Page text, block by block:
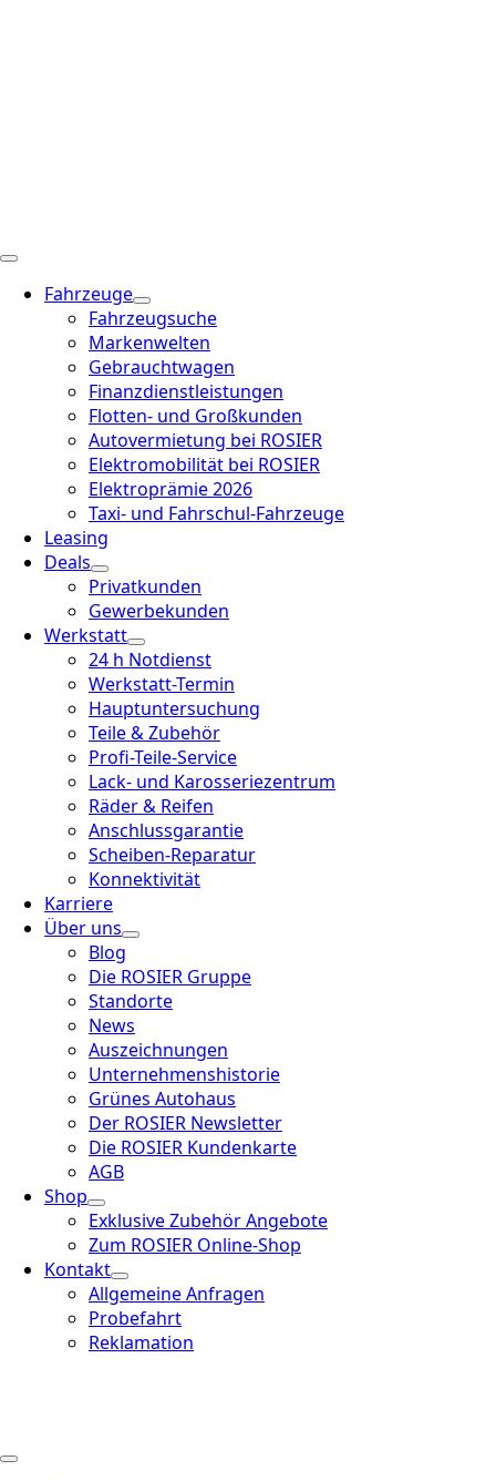
Fahrzeuge
Fahrzeugsuche
Markenwelten
Gebrauchtwagen
Finanzdienstleistungen
Flotten- und Großkunden
Autovermietung bei ROSIER
Elektromobilität bei ROSIER
Elektroprämie 2026
Taxi- und Fahrschul-Fahrzeuge
Leasing
Deals
Privatkunden
Gewerbekunden
Werkstatt
24 h Notdienst
Werkstatt-Termin
Hauptuntersuchung
Teile & Zubehör
Profi-Teile-Service
Lack- und Karosseriezentrum
Räder & Reifen
Anschlussgarantie
Scheiben-Reparatur
Konnektivität
Karriere
Über uns
Blog
Die ROSIER Gruppe
Standorte
News
Auszeichnungen
Unternehmenshistorie
Grünes Autohaus
Der ROSIER Newsletter
Die ROSIER Kundenkarte
AGB
Shop
Exklusive Zubehör Angebote
Zum ROSIER Online-Shop
Kontakt
Allgemeine Anfragen
Probefahrt
Reklamation